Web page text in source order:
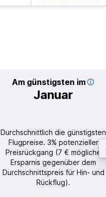
Am günstigsten im
Januar
Durchschnittlich die günstigsten
Flugpreise. 3% potenzieller
Preisrückgang (7 € mögliche
Ersparnis gegenüber dem
Durchschnittspreis für Hin- und
Rückflug).